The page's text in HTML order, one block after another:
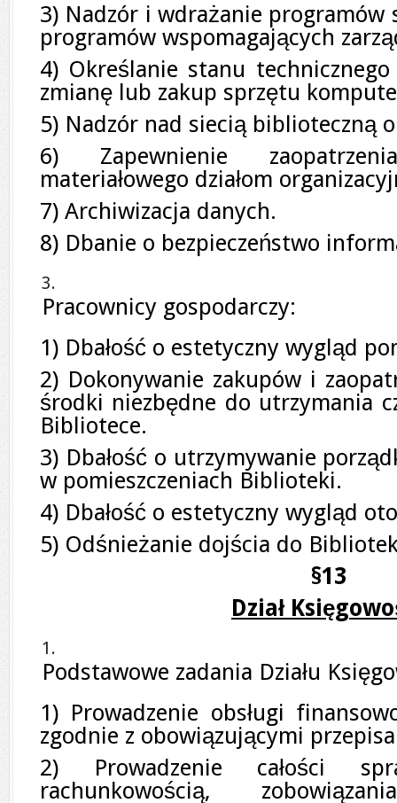
3) Nadzór i wdrażanie programów
programów wspomagających
4) Określanie stanu
zmianę lub zakup sprzętu
5) Nadzór nad siecią biblioteczną
6) Zapewnienie
materiałowego działom
7) Archiwizacja danych.
8) Dbanie o bezpieczeństwo
Pracownicy gospodarczy:
1) Dbałość o estetyczny wygląd
2) Dokonywanie zakupów i
środki niezbędne do utrzymania
Bibliotece.
3) Dbałość o utrzymywanie
w pomieszczeniach Biblioteki.
4) Dbałość o estetyczny wygląd
5) Odśnieżanie dojścia do
§13
Dział
Podstawowe zadania Działu
1) Prowadzenie obsługi
zgodnie z obowiązującymi
2) Prowadzenie całości
rachunkowością,